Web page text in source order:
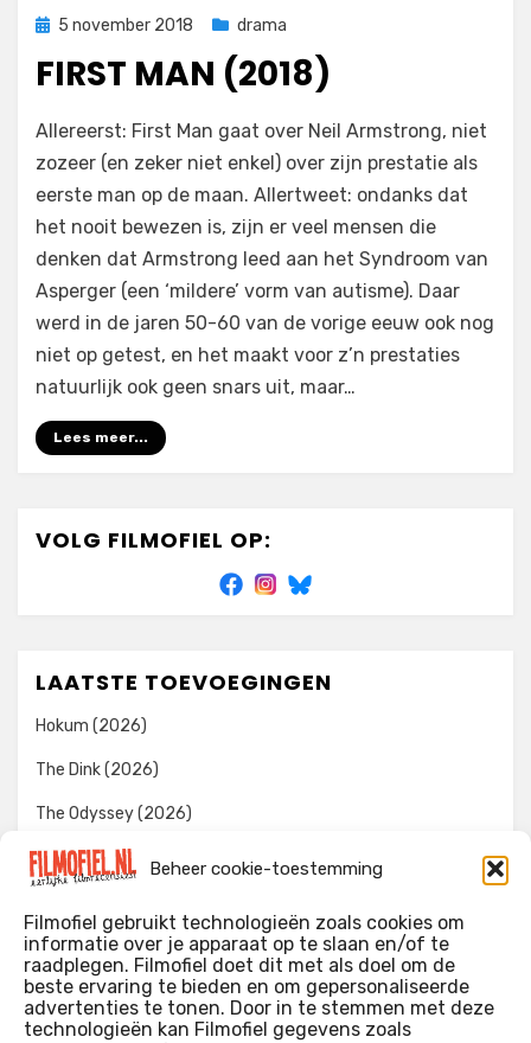
Beheer cookie-toestemming
Filmofiel gebruikt technologieën zoals cookies om
informatie over je apparaat op te slaan en/of te
raadplegen. Filmofiel doet dit met als doel om de
beste ervaring te bieden en om gepersonaliseerde
advertenties te tonen. Door in te stemmen met deze
technologieën kan Filmofiel gegevens zoals
Geplaatst
5 november 2018 drama
FIRST MAN (2018)
Filmofiel.nl
Laat een reactie achter
op
Man
(2018)
Allereerst: First Man gaat over Neil Armstrong, niet
zozeer (en zeker niet enkel) over zijn prestatie als
eerste man op de maan. Allertweet: ondanks dat
het nooit bewezen is, zijn er veel mensen die
denken dat Armstrong leed aan het Syndroom van
Asperger (een ‘mildere’ vorm van autisme). Daar
werd in de jaren 50-60 van de vorige eeuw ook nog
niet op getest, en het maakt voor z’n prestaties
natuurlijk ook geen snars uit, maar…
Lees meer...
VOLG FILMOFIEL OP:
LAATSTE TOEVOEGINGEN
Hokum (2026)
The Dink (2026)
The Odyssey (2026)
Evil Dead Burn (2026)
WIE IK BEN…?